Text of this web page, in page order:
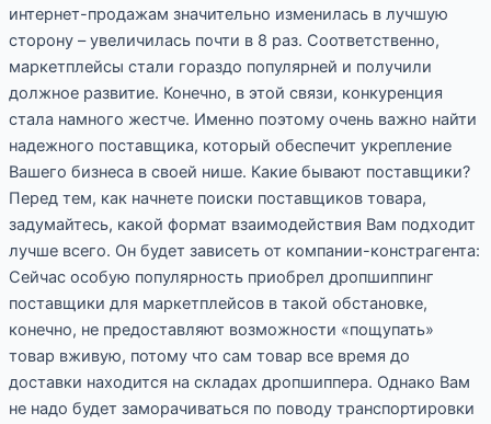
интернет-продажам значительно изменилась в лучшую
сторону – увеличилась почти в 8 раз. Соответственно,
маркетплейсы стали гораздо популярней и получили
должное развитие. Конечно, в этой связи, конкуренция
стала намного жестче. Именно поэтому очень важно найти
надежного поставщика, который обеспечит укрепление
Вашего бизнеса в своей нише. Какие бывают поставщики?
Перед тем, как начнете поиски поставщиков товара,
задумайтесь, какой формат взаимодействия Вам подходит
лучше всего. Он будет зависеть от компании-констрагента:
Сейчас особую популярность приобрел дропшиппинг
поставщики для маркетплейсов в такой обстановке,
конечно, не предоставляют возможности «пощупать»
товар вживую, потому что сам товар все время до
доставки находится на складах дропшиппера. Однако Вам
не надо будет заморачиваться по поводу транспортировки